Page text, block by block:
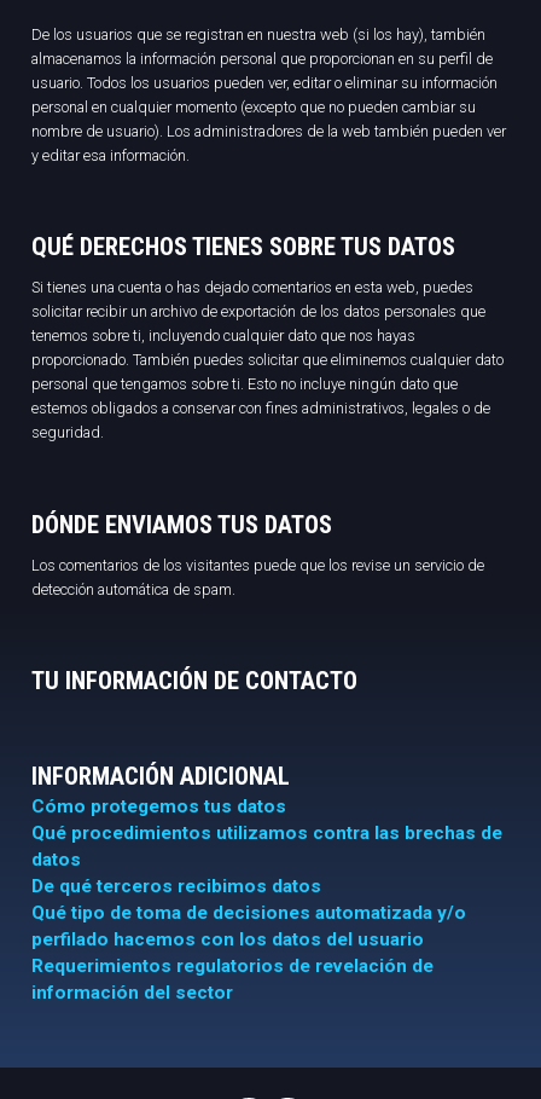
De los usuarios que se registran en nuestra web (si los hay), también
almacenamos la información personal que proporcionan en su perfil de
usuario. Todos los usuarios pueden ver, editar o eliminar su información
personal en cualquier momento (excepto que no pueden cambiar su
nombre de usuario). Los administradores de la web también pueden ver
y editar esa información.
QUÉ DERECHOS TIENES SOBRE TUS DATOS
Si tienes una cuenta o has dejado comentarios en esta web, puedes
solicitar recibir un archivo de exportación de los datos personales que
tenemos sobre ti, incluyendo cualquier dato que nos hayas
proporcionado. También puedes solicitar que eliminemos cualquier dato
personal que tengamos sobre ti. Esto no incluye ningún dato que
estemos obligados a conservar con fines administrativos, legales o de
seguridad.
DÓNDE ENVIAMOS TUS DATOS
Los comentarios de los visitantes puede que los revise un servicio de
detección automática de spam.
TU INFORMACIÓN DE CONTACTO
INFORMACIÓN ADICIONAL
Cómo protegemos tus datos
Qué procedimientos utilizamos contra las brechas de
datos
De qué terceros recibimos datos
Qué tipo de toma de decisiones automatizada y/o
perfilado hacemos con los datos del usuario
Requerimientos regulatorios de revelación de
información del sector